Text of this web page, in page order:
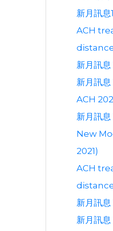
新月訊息
ACH
新月訊息
新月訊息
ACH
新月訊息
New
2021)
ACH
新月訊息
新月訊息